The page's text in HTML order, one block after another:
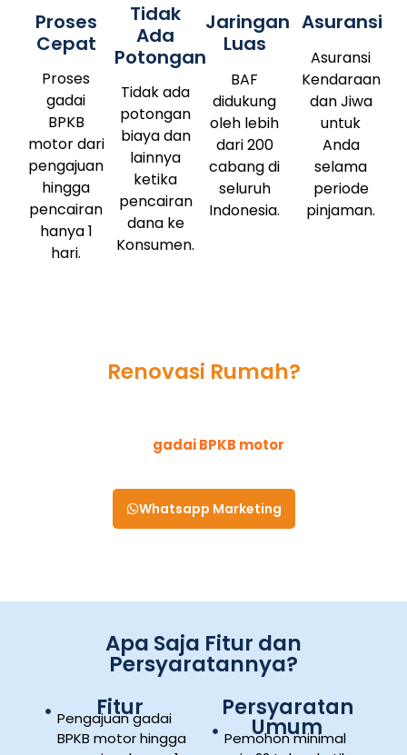
Proses
Cepat
Proses
gadai
BPKB
motor dari
pengajuan
hingga
pencairan
hanya 1
hari.
Tidak
Ada
Potongan
Tidak ada
potongan
biaya dan
lainnya
ketika
pencairan
dana ke
Konsumen.
Jaringan
Luas
BAF
didukung
oleh lebih
dari 200
cabang di
seluruh
Indonesia.
Asuransi
Asuransi
Kendaraan
dan Jiwa
untuk
Anda
selama
periode
pinjaman.
Renovasi Rumah?
gadai BPKB motor
Whatsapp Marketing
Apa Saja Fitur dan
Persyaratannya?
Fitur
Pengajuan gadai
BPKB motor hingga
Persyaratan
Umum
Pemohon minimal